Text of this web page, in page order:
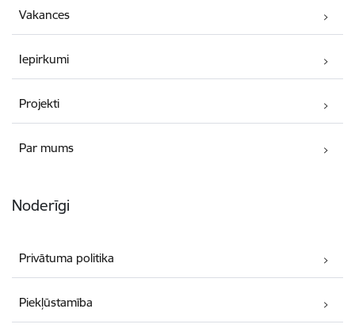
Vakances
Iepirkumi
Projekti
Par mums
Noderīgi
Privātuma politika
Piekļūstamība